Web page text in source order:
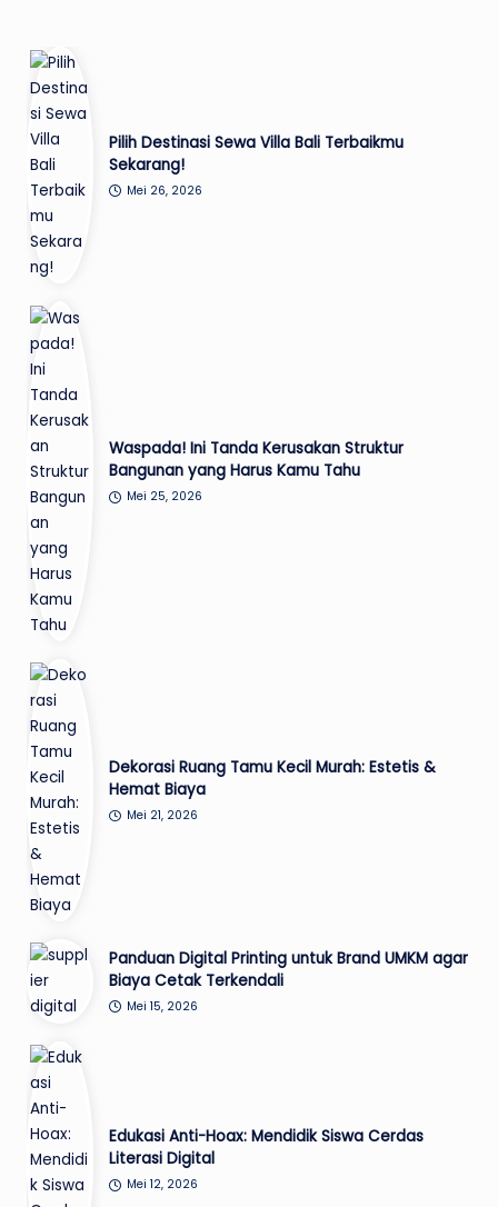
Pilih Destinasi Sewa Villa Bali Terbaikmu
Sekarang!
Mei 26, 2026
Waspada! Ini Tanda Kerusakan Struktur
Bangunan yang Harus Kamu Tahu
Mei 25, 2026
Dekorasi Ruang Tamu Kecil Murah: Estetis &
Hemat Biaya
Mei 21, 2026
Panduan Digital Printing untuk Brand UMKM agar
Biaya Cetak Terkendali
Mei 15, 2026
Edukasi Anti-Hoax: Mendidik Siswa Cerdas
Literasi Digital
Mei 12, 2026